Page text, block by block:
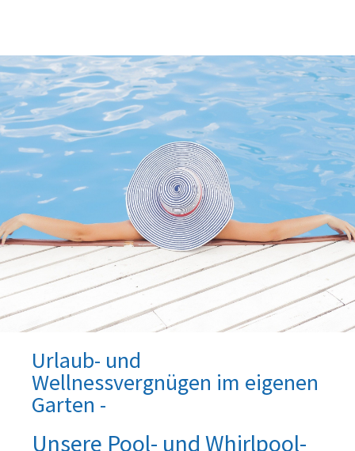
Urlaub- und
Wellnessvergnügen im eigenen
Garten -
Unsere Pool- und Whirlpool-